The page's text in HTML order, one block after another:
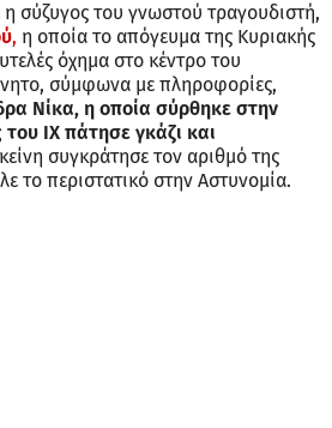
η σύζυγος του γνωστού τραγουδιστή,
, η οποία το απόγευμα της Κυριακής
όχημα στο κέντρο του
σύμφωνα με πληροφορίες,
Νίκα, η οποία σύρθηκε στην
ΙΧ πάτησε γκάζι και
συγκράτησε τον αριθμό της
το περιστατικό στην Αστυνομία.